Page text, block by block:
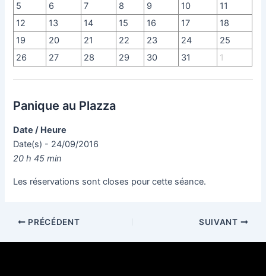
5
6 7 8 9 10
11
12
13 14 15 16 17
18
19
20 21 22 23 24
25
26
27 28 29 30 31 1
Panique au Plazza
Date / Heure
Date(s) - 24/09/2016
20 h 45 min
Les réservations sont closes pour cette séance.
PRÉCÉDENT SUIVANT